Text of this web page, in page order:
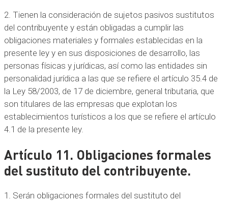
2. Tienen la consideración de sujetos pasivos sustitutos
del contribuyente y están obligadas a cumplir las
obligaciones materiales y formales establecidas en la
presente ley y en sus disposiciones de desarrollo, las
personas físicas y jurídicas, así como las entidades sin
personalidad jurídica a las que se refiere el artículo 35.4 de
la Ley 58/2003, de 17 de diciembre, general tributaria, que
son titulares de las empresas que explotan los
establecimientos turísticos a los que se refiere el artículo
4.1 de la presente ley.
Artículo 11. Obligaciones formales
del sustituto del contribuyente.
1. Serán obligaciones formales del sustituto del